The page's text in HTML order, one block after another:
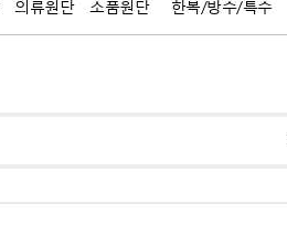
의류원단 소품원단 한복/방수/특수